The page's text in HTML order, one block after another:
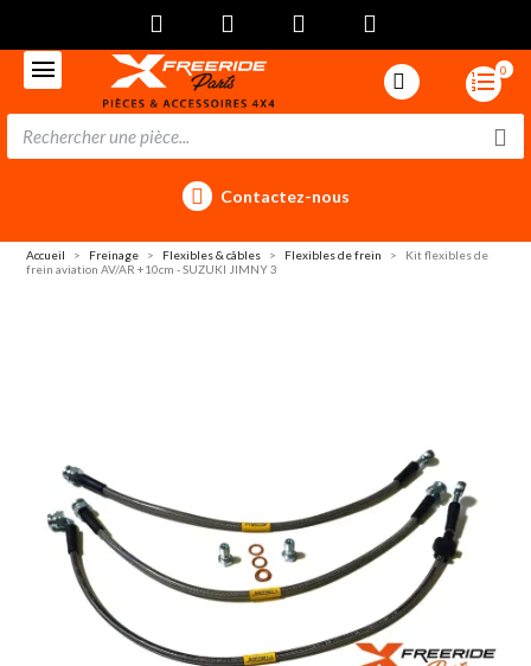
0
Contactez-nous
Accueil Freinage Flexibles & câbles Flexibles de frein
Kit flexibles de
frein aviation AV/AR +10cm - SUZUKI JIMNY 3